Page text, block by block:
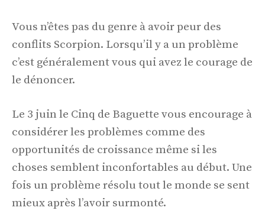
Vous n’êtes pas du genre à avoir peur des
conflits Scorpion. Lorsqu’il y a un problème
c’est généralement vous qui avez le courage de
le dénoncer.
Le 3 juin le Cinq de Baguette vous encourage à
considérer les problèmes comme des
opportunités de croissance même si les
choses semblent inconfortables au début. Une
fois un problème résolu tout le monde se sent
mieux après l’avoir surmonté.